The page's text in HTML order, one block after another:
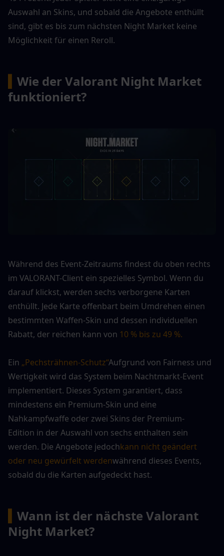
Auswahl an Skins, und sobald die Angebote enthüllt
sind, gibt es bis zum nächsten Night Market keine
Möglichkeit für einen Reroll.
Wie der Valorant Night Market
funktioniert?
Während des Event-Zeitraums findest du oben rechts
im VALORANT-Client ein spezielles Symbol. Wenn du
darauf klickst, werden sechs verborgene Karten
enthüllt. Jede Karte offenbart beim Umdrehen einen
bestimmten Waffen-Skin und dessen individuellen
Rabatt, der reichen kann von 10 % bis zu 49 %.
Ein „Pechsträhnen-Schutz“Aufgrund von Fairness und
Wertigkeit wird das System beim Nachtmarkt-Event
implementiert. Dieses System garantiert, dass
mindestens ein Premium-Skin und eine
Nahkampfwaffe oder zwei Skins der Premium-
Edition in der Auswahl von sechs enthalten sein
werden. Die Angebote jedochkann nicht geändert
oder neu gewürfelt werdenwährend dieses Events,
sobald du die Karten aufgedeckt hast.
Wann ist der nächste Valorant
Night Market?